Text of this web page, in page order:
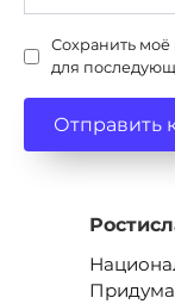
Сохранить моё
для